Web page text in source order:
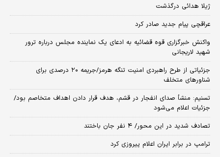
ژیلا هدائی درگذشت
عراقچی پیام جدید صادر کرد
واکنش خبرگزاری قوه قضائیه به ادعای یک نماینده مجلس درباره ترور
شهید لاریجانی
جزئیاتی از طرح راهبردی امنیت تنگه هرمز/جریمه ۲۰ درصدی برای
شناورهای متخلف
تسنیم: منشأ صدای انفجار در قشم، هدف قرار دادن اهداف متخاصم بود/
جزئیات اعلام می‌شود
تصادف شدید در این محور/ ۴ نفر جان باختند
ترامپ در برابر ایران اعلام پیروزی کرد